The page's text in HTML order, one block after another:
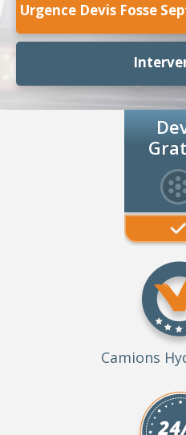
Urgence Devis Fosse
Camions